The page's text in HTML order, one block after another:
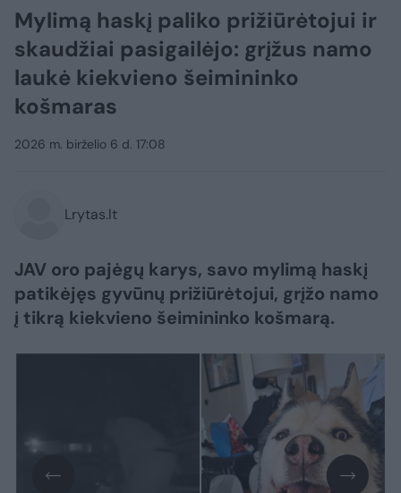
Mylimą haskį paliko prižiūrėtojui ir
skaudžiai pasigailėjo: grįžus namo
laukė kiekvieno šeimininko
košmaras
2026 m. birželio 6 d. 17:08
Lrytas.lt
JAV oro pajėgų karys, savo mylimą haskį
patikėjęs gyvūnų prižiūrėtojui, grįžo namo
į tikrą kiekvieno šeimininko košmarą.